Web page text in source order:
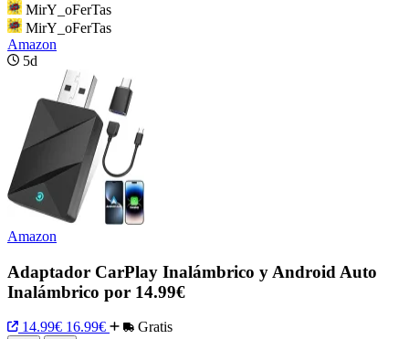
MirY_oFerTas
MirY_oFerTas
Amazon
5d
Amazon
Adaptador CarPlay Inalámbrico y Android Auto
Inalámbrico por 14.99€
14.99€ 16.99€ Gratis